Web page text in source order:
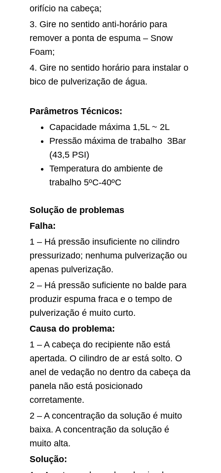
orifício na cabeça;
3. Gire no sentido anti-horário para
remover a ponta de espuma – Snow
Foam;
4. Gire no sentido horário para instalar o
bico de pulverização de água.
Parâmetros Técnicos:
Capacidade máxima 1,5L ~ 2L
Pressão máxima de trabalho 3Bar
(43,5 PSI)
Temperatura do ambiente de
trabalho 5ºC-40ºC
Solução de problemas
Falha:
1 – Há pressão insuficiente no cilindro
pressurizado; nenhuma pulverização ou
apenas pulverização.
2 – Há pressão suficiente no balde para
produzir espuma fraca e o tempo de
pulverização é muito curto.
Causa do problema:
1 – A cabeça do recipiente não está
apertada. O cilindro de ar está solto. O
anel de vedação no dentro da cabeça da
panela não está posicionado
corretamente.
2 – A concentração da solução é muito
baixa. A concentração da solução é
muito alta.
Solução: